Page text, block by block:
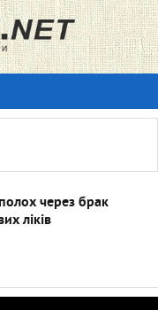
через брак
ліків